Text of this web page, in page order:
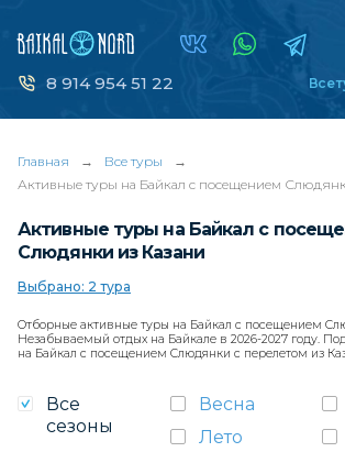
8 914 954 51 22 Все
Главная → Все туры
→
Активные туры на Байкал с посещением
Активные туры на Байкал с
Слюдянки из Казани
Выбрано: 2 тура
Отборные активные туры на Байкал с посещением
Незабываемый отдых на Байкале в 2026-2027 году.
на Байкал с посещением Слюдянки с перелетом из
Все
сезоны
Весна
Лето